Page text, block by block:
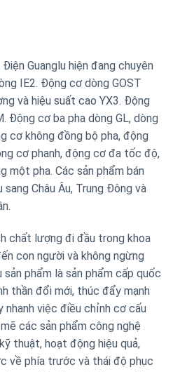
Guanglu hiện đang chuyên
IE2. Động cơ dòng GOST
và hiệu suất cao YX3. Động
Động cơ ba pha dòng GL, dòng
cơ không đồng bộ pha, động
cơ phanh, động cơ đa tốc độ,
một pha. Các sản phẩm bán
Châu Âu, Trung Đông và
chất lượng đi đầu trong khoa
con người và không ngừng
phẩm là sản phẩm cấp quốc
thần đổi mới, thúc đẩy mạnh
việc điều chỉnh cơ cấu
các sản phẩm công nghệ
thuật, hoạt động hiệu quả,
về phía trước và thái độ phục